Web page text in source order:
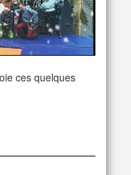
ces quelques